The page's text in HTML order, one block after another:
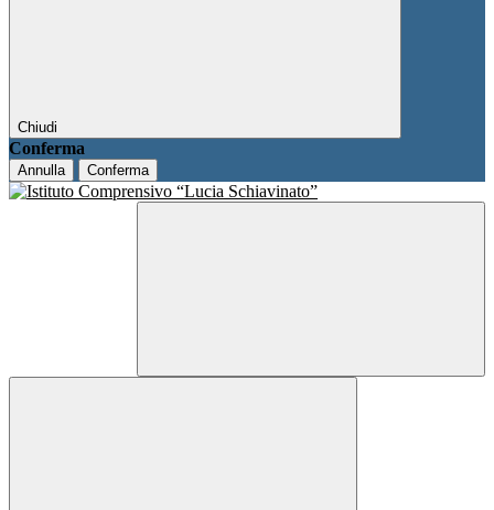
Chiudi
Conferma
Annulla Conferma